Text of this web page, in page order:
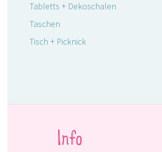
Tabletts + Dekoschalen
Taschen
Tisch + Picknick
Info